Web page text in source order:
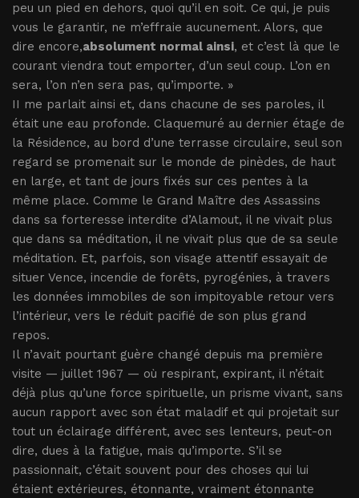
peu un pied en dehors, quoi qu’il en soit. Ce qui, je puis
vous le garantir, ne m’effraie aucunement. Alors, que
dire encore,absolument normal ainsi, et c’est là que le
courant viendra tout emporter, d’un seul coup. L’on en
sera, l’on n’en sera pas, qu’importe. »
II me parlait ainsi et, dans chacune de ses paroles, il
était une eau profonde. Claquemuré au dernier étage de
la Résidence, au bord d’une terrasse circulaire, seul son
regard se promenait sur le monde de pinèdes, de haut
en large, et tant de jours fixés sur ces pentes à la
même place. Comme le Grand Maître des Assassins
dans sa forteresse interdite d’Alamout, il ne vivait plus
que dans sa méditation, il ne vivait plus que de sa seule
méditation. Et, parfois, son visage attentif essayait de
situer Vence, incendie de forêts, pyrogénies, à travers
les données immobiles de son impitoyable retour vers
l’intérieur, vers le réduit pacifié de son plus grand
repos.
Il n’avait pourtant guère changé depuis ma première
visite — juillet 1967 — où respirant, expirant, il n’était
déjà plus qu’une force spirituelle, un prisme vivant, sans
aucun rapport avec son état maladif et qui projetait sur
tout un éclairage différent, avec ses lenteurs, peut-on
dire, dues à la fatigue, mais qu’importe. S’il se
passionnait, c’était souvent pour des choses qui lui
étaient extérieures, étonnante, vraiment étonnante